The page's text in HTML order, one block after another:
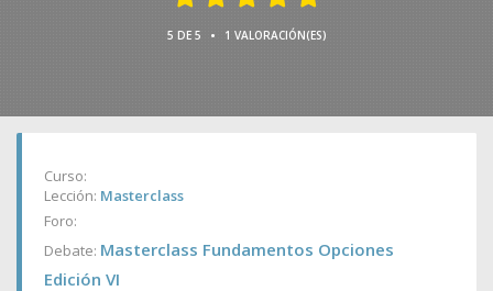
5 DE 5 • 1 VALORACIÓN(ES)
Curso:
Lección: Masterclass
Foro:
Debate: Masterclass Fundamentos Opciones
Edición VI